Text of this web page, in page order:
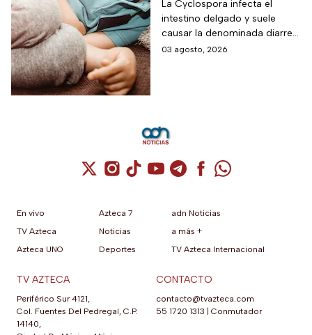
para niños ante los
riesgos por cyclospora
La Cyclospora infecta el
intestino delgado y suele
causar la denominada diarrea
explosiva, de acuerdo con
03 agosto, 2026
Cuenta de X / Twitter (se abre en una
Cuenta de Instagram (se abre en una
Cuenta de TikTok (se abre en
Cuenta de YouTube (se abre
Cuenta de Telegram (se
Cuenta de
Cuenta de
En vivo
TV Azteca
Azteca UNO
Azteca 7
Noticias
Deportes
adn Noticias
a más +
TV Azteca Internacional
TV AZTECA
Periférico Sur 4121,
Col. Fuentes Del Pedregal, C.P.
14140,
CONTACTO
contacto@tvazteca.com
55 1720 1313
Conmutador